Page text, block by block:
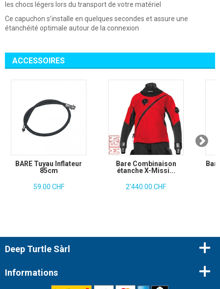
les chocs légers lors du transport de votre matériel
Ce capuchon s’installe en quelques secondes et assure une
étanchéité optimale autour de la connexion
ACCESSOIRES
BARE Tuyau Inflateur
85cm
59.00 CHF
Bare Combinaison
étanche X-Missi...
2'440.00 CHF
Deep Turtle Sàrl
Informations